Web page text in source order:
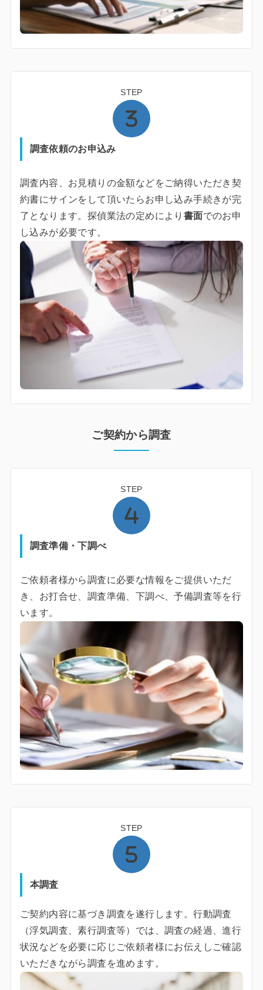
STEP
調査依頼のお申込み
調査内容、お見積りの金額などをご納得いただき契
約書にサインをして頂いたらお申し込み手続きが完
了となります。探偵業法の定めにより 書面でのお申
し込みが必要です。
ご契約から調査
STEP
調査準備・下調べ
ご依頼者様から調査に必要な情報をご提供いただ
き、お打合せ、調査準備、下調べ、予備調査等を行
います。
STEP
本調査
ご契約内容に基づき調査を遂行します。行動調査
（浮気調査、素行調査等）では、調査の経過、進行
状況などを必要に応じご依頼者様にお伝えしご確認
いただきながら調査を進めます。